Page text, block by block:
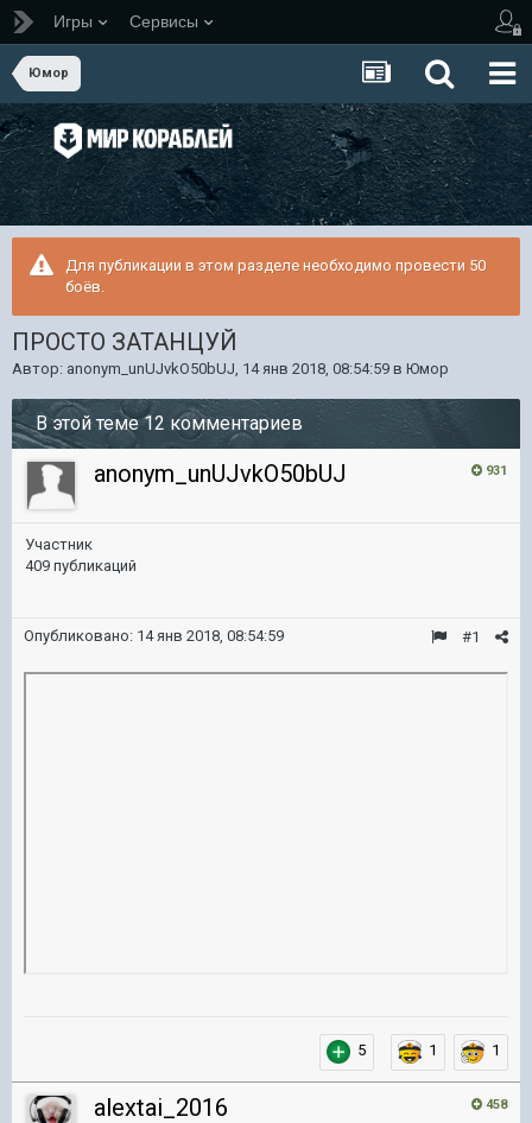
Игры Сервисы
Юмор
Для публикации в этом разделе необходимо провести 50
боёв.
ПРОСТО ЗАТАНЦУЙ
Автор: anonym_unUJvkO50bUJ, 14 янв 2018, 08:54:59 в Юмор
В этой теме 12 комментариев
931
anonym_unUJvkO50bUJ
Участник
409 публикаций
#1
Опубликовано: 14 янв 2018, 08:54:59
5 1 1
458
alextai_2016